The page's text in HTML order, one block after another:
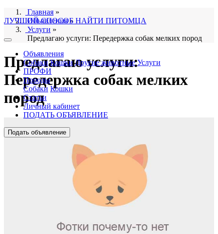
ЛУЧШИЙ СПОСОБ НАЙТИ ПИТОМЦА
Объявления
Собаки Кошки Другие животные Услуги
ПРОФИ
Породы
Собаки Кошки
Статьи
Личный кабинет
ПОДАТЬ ОБЪЯВЛЕНИЕ
Подать объявление
Главная »
Объявления»
Услуги »
Предлагаю услуги: Передержка собак мелких пород
Предлагаю услуги:
Передержка собак мелких
пород